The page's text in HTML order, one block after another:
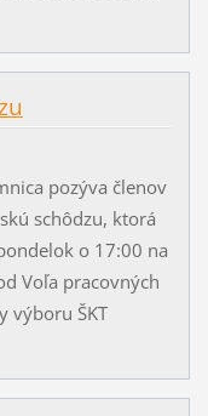
pozýva členov
schôdzu, ktorá
o 17:00 na
Voľa pracovných
výboru ŠKT